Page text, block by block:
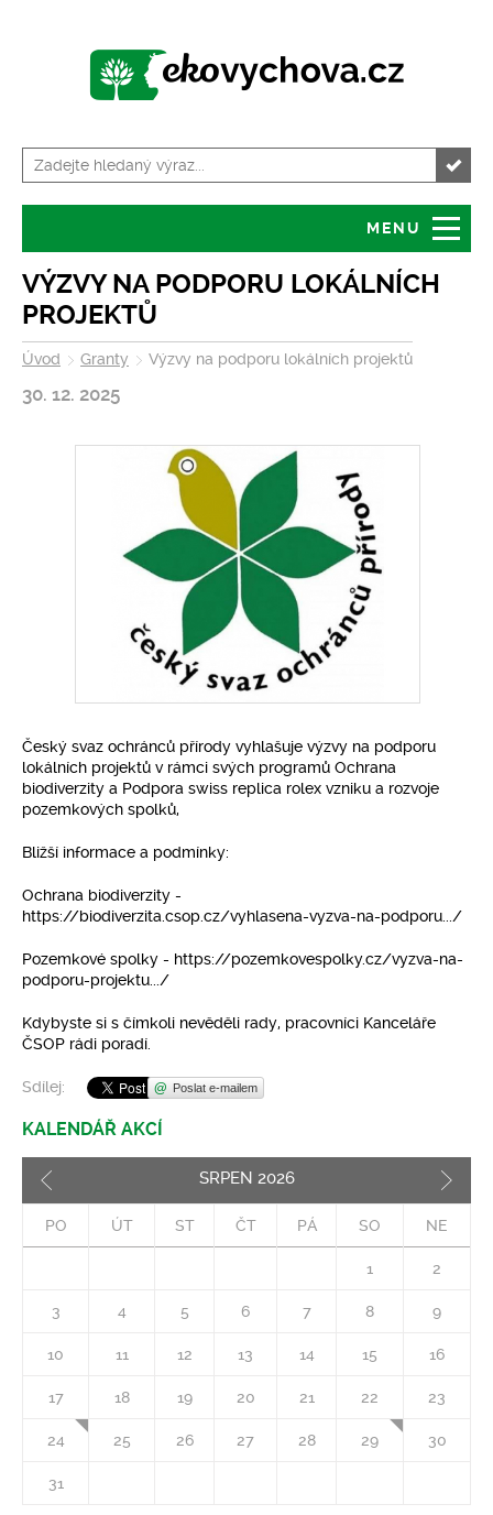
MENU
Úvod
Tiskové zprávy
Volná místa
Granty
Kalendář akcí
Zajímavosti
VÝZVY NA PODPORU LOKÁLNÍCH
PROJEKTŮ
Úvod Granty Výzvy na podporu lokálních projektů
30. 12. 2025
Český svaz ochránců přírody vyhlašuje výzvy na podporu
lokálních projektů v rámci svých programů Ochrana
biodiverzity a Podpora swiss replica rolex vzniku a rozvoje
pozemkových spolků,
Bližší informace a podmínky:
Ochrana biodiverzity -
https://biodiverzita.csop.cz/vyhlasena-vyzva-na-podporu.../
Pozemkové spolky - https://pozemkovespolky.cz/vyzva-na-
podporu-projektu.../
Kdybyste si s čímkoli nevěděli rady, pracovníci Kanceláře
ČSOP rádi poradí.
Sdílej: Poslat e-mailem
KALENDÁŘ AKCÍ
SRPEN 2026
PO ÚT ST ČT PÁ SO NE
1 2
3 4 5 6 7 8 9
10 11 12 13 14 15 16
17 18 19 20 21 22 23
24 25 26 27 28 29 30
31